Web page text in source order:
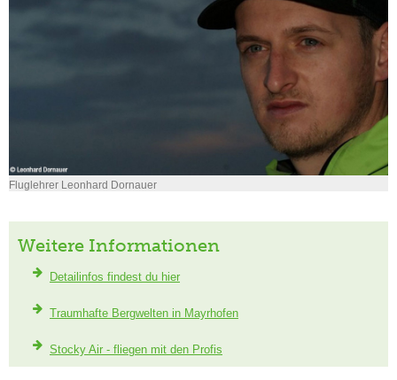
Fluglehrer Leonhard Dornauer
Weitere Informationen
Detailinfos findest du hier
Traumhafte Bergwelten in Mayrhofen
Stocky Air - fliegen mit den Profis